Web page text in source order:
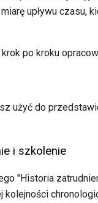
upływu
po kroku
użyć do
i szkolenie
"Historia